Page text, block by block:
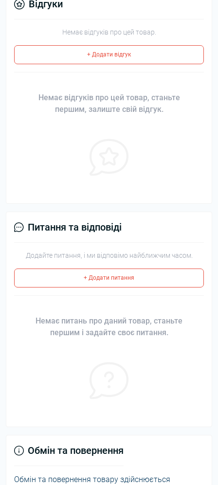
Відгуки
Немає відгуків про цей товар.
+ Додати відгук
Немає відгуків про цей товар, станьте
першим, залиште свій відгук.
Питання та відповіді
Додайте питання, і ми відповімо найближчим часом.
+ Додати питання
Немає питань про даний товар, станьте
першим і задайте своє питання.
Обмін та повернення
Обмін та повернення товару здійснюється